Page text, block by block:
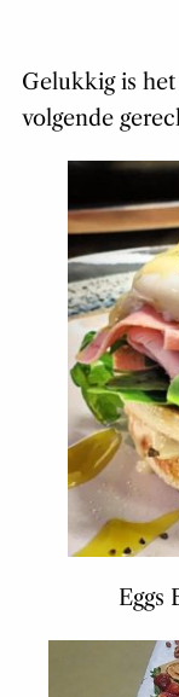
Gelukkig is
volgende
Eggs